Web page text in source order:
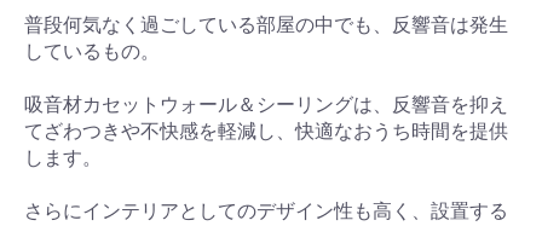
普段何気なく過ごしている部屋の中でも、反響音は発生
しているもの。
吸音材カセットウォール＆シーリングは、反響音を抑え
てざわつきや不快感を軽減し、快適なおうち時間を提供
します。
さらにインテリアとしてのデザイン性も高く、設置する